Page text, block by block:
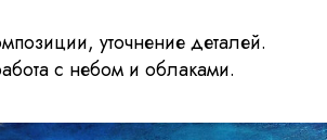
уточнение деталей.
с небом и облаками.